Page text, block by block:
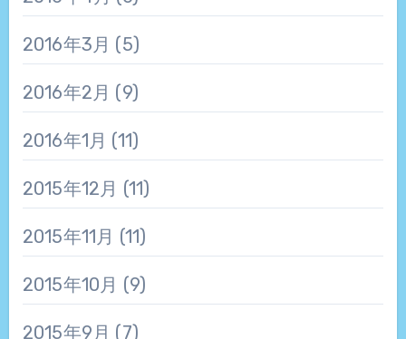
2016年3月 (5)
2016年2月 (9)
2016年1月 (11)
2015年12月 (11)
2015年11月 (11)
2015年10月 (9)
2015年9月 (7)